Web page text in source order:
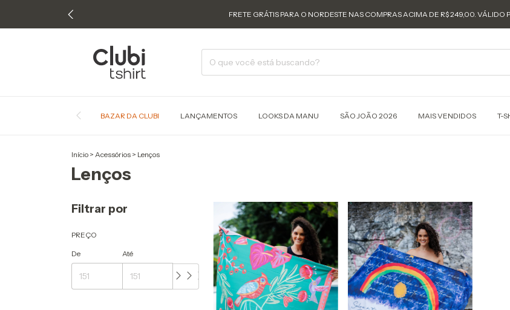
FRETE GRÁTIS PARA O NORDESTE NAS COMPRAS ACIMA DE R$ 249,00. VÁLIDO
BAZAR DA CLUBI LANÇAMENTOS LOOKS DA MANU SÃO JOÃO 2026 MAIS VENDIDOS T-
Início > Acessórios > Lenços
Lenços
Filtrar por
PREÇO
De Até